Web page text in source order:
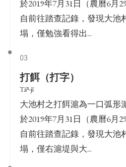
於2019年7月31日（農曆6月
自前往踏查記錄，發現大池
塌，僅勉強看得出...
03
打餌（打字）
Táⁿ-jī
大池村之打餌滬為一口弧形
於2019年7月31日（農曆6月
自前往踏查記錄，發現大池
塌，僅右滬堤與大...